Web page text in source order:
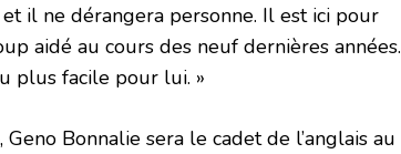
il ne dérangera personne. Il est ici pour
aidé au cours des neuf dernières années.
plus facile pour lui. »
Bonnalie sera le cadet de l’anglais au